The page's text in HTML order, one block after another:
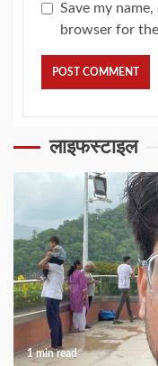
Save my
browser for
लाइफस्टाइल
1 min read